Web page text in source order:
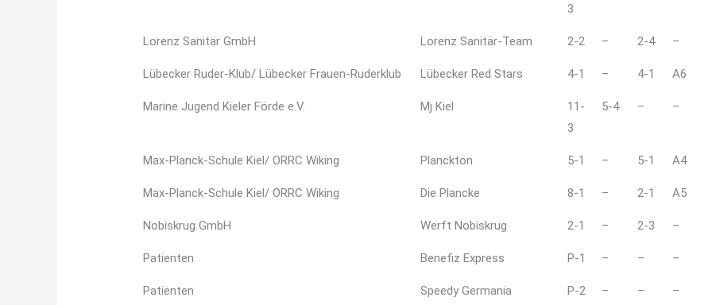
3
Lorenz Sanitär GmbH Lorenz Sanitär-Team 2-2 – 2-4 –
Lübecker Ruder-Klub/ Lübecker Frauen-Ruderklub Lübecker Red Stars 4-1 – 4-1 A6
Marine Jugend Kieler Förde e.V. Mj Kiel
11-
3
5-4 – –
Max-Planck-Schule Kiel/ ORRC Wiking Planckton 5-1 – 5-1 A4
Max-Planck-Schule Kiel/ ORRC Wiking Die Plancke 8-1 – 2-1 A5
Nobiskrug GmbH Werft Nobiskrug 2-1 – 2-3 –
Patienten Benefiz Express P-1 – – –
Patienten Speedy Germania P-2 – – –